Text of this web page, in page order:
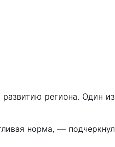
региона. Один из
норма, — подчеркнул